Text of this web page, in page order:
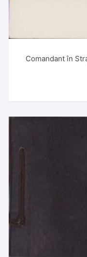
Comandant în